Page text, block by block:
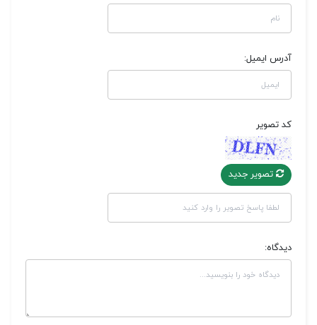
آدرس ایمیل:
کد تصویر
تصویر جدید
دیدگاه: